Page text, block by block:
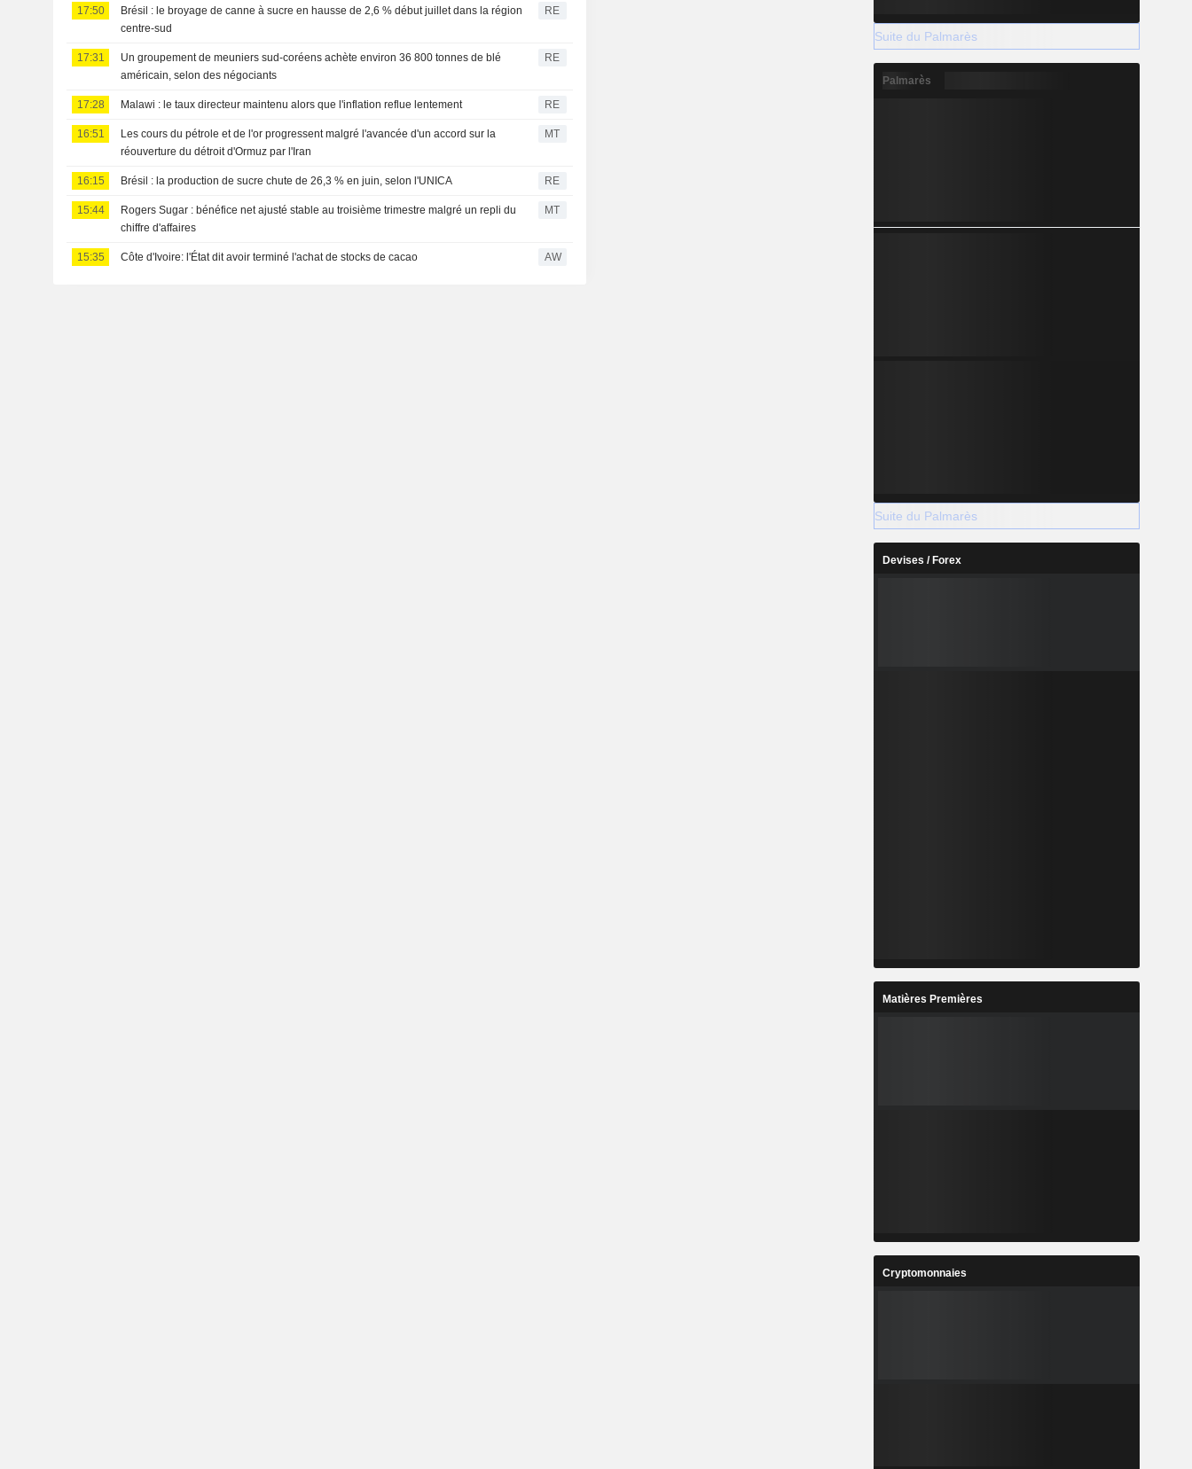
17:50
Brésil : le broyage de canne à sucre en hausse de 2,6 % début juillet dans la région
centre-sud
RE
17:31
Un groupement de meuniers sud-coréens achète environ 36 800 tonnes de blé
américain, selon des négociants
RE
17:28 Malawi : le taux directeur maintenu alors que l'inflation reflue lentement RE
16:51
Les cours du pétrole et de l'or progressent malgré l'avancée d'un accord sur la
réouverture du détroit d'Ormuz par l'Iran
MT
16:15 Brésil : la production de sucre chute de 26,3 % en juin, selon l'UNICA RE
15:44
Rogers Sugar : bénéfice net ajusté stable au troisième trimestre malgré un repli du
chiffre d'affaires
MT
15:35 Côte d'Ivoire: l'État dit avoir terminé l'achat de stocks de cacao AW
Suite du Palmarès
Palmarès
Suite du Palmarès
Devises / Forex
Matières Premières
Cryptomonnaies